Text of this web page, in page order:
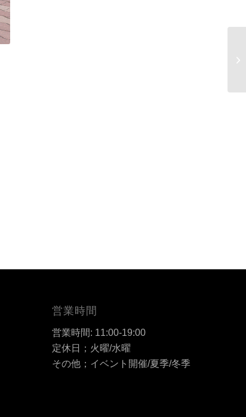
営業時間
営業時間: 11:00-19:00
定休日；火曜/水曜
その他；イベント開催/夏季/冬季